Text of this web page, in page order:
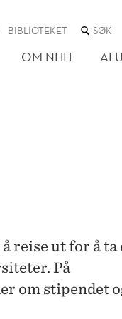
BIBLIOTEKET SØK
OM NHH
reise ut for å ta
På
om stipendet